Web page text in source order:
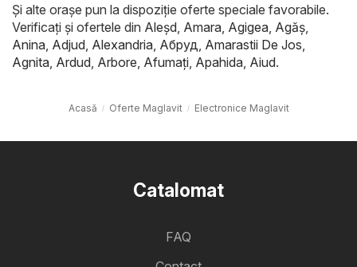
Și alte orașe pun la dispoziție oferte speciale favorabile.
Verificați și ofertele din Aleşd Amara Agigea Agăş
Anina Adjud Alexandria Абруд Amarastii De Jos
Agnita Ardud Arbore Afumaţi Apahida Aiud.
Acasă Oferte Maglavit Electronice Maglavit
Catalomat
FAQ